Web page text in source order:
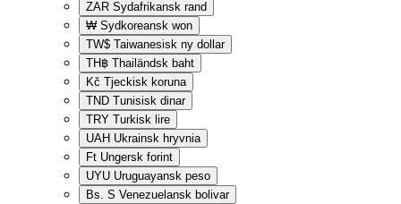
ZAR Sydafrikansk rand
₩ Sydkoreansk won
TW$ Taiwanesisk ny dollar
TH฿ Thailändsk baht
Kč Tjeckisk koruna
TND Tunisisk dinar
TRY Turkisk lire
UAH Ukrainsk hryvnia
Ft Ungersk forint
UYU Uruguayansk peso
Bs. S Venezuelansk bolivar